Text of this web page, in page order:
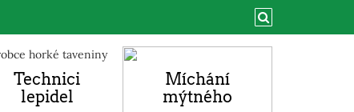
Technici
lepidel
Míchání
mýtného